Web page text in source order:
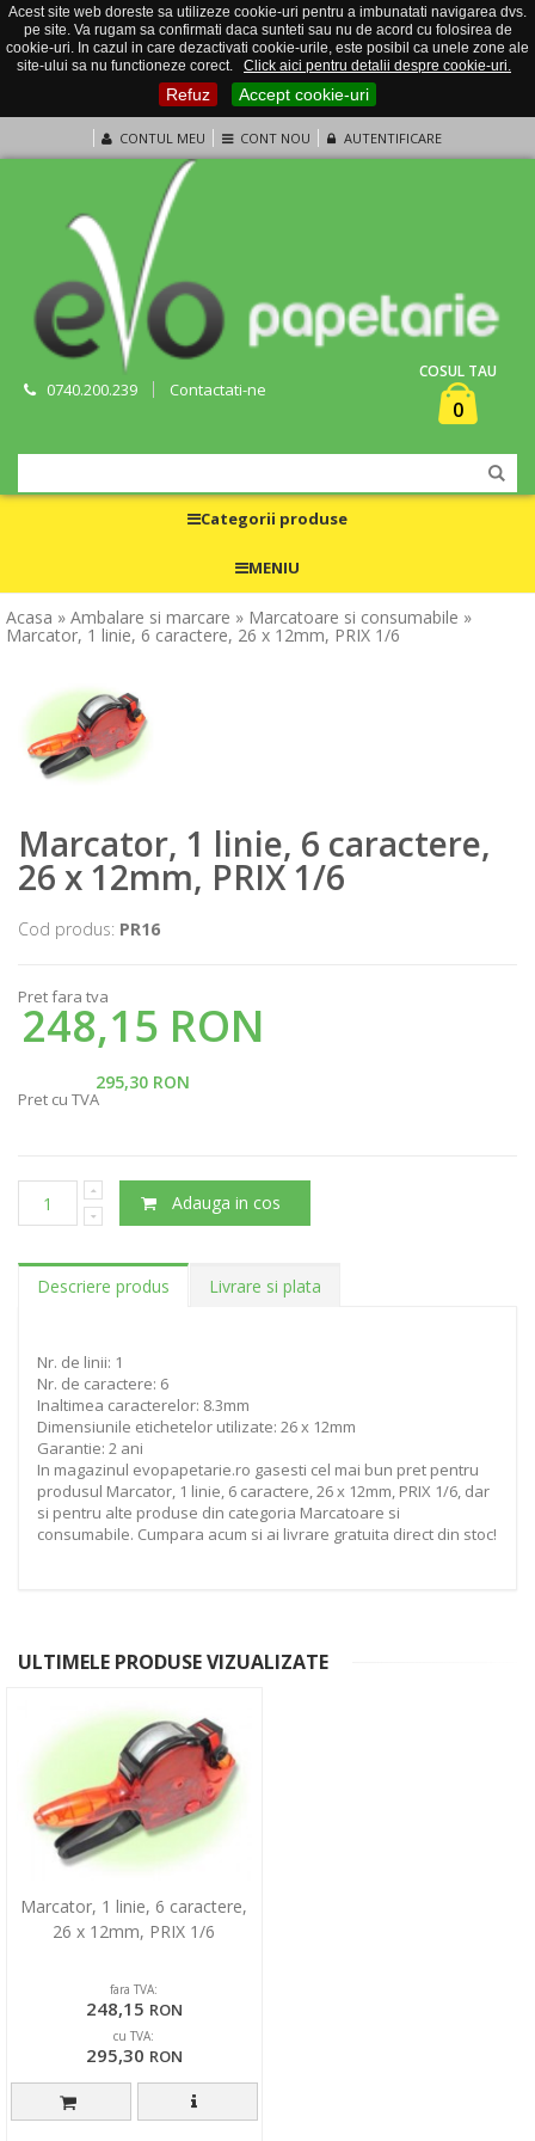
Acest site web doreste sa utilizeze cookie-uri pentru a imbunatati navigarea dvs.
pe site. Va rugam sa confirmati daca sunteti sau nu de acord cu folosirea de
cookie-uri. In cazul in care dezactivati cookie-urile, este posibil ca unele zone ale
site-ului sa nu functioneze corect.
Click aici pentru detalii despre cookie-uri.
Refuz Accept cookie-uri
CONTUL MEU CONT NOU AUTENTIFICARE
0740.200.239 Contactati-ne
COSUL TAU
0
Categorii produse
MENIU
Acasa » Ambalare si marcare » Marcatoare si consumabile »
Marcator, 1 linie, 6 caractere, 26 x 12mm, PRIX 1/6
Marcator, 1 linie, 6 caractere,
26 x 12mm, PRIX 1/6
Cod produs: PR16
Pret fara tva
248,15 RON
295,30 RON
Pret cu TVA
Adauga in cos
Descriere produs Livrare si plata
Nr. de linii: 1
Nr. de caractere: 6
Inaltimea caracterelor: 8.3mm
Dimensiunile etichetelor utilizate: 26 x 12mm
Garantie: 2 ani
In magazinul evopapetarie.ro gasesti cel mai bun pret pentru
produsul Marcator, 1 linie, 6 caractere, 26 x 12mm, PRIX 1/6, dar
si pentru alte produse din categoria Marcatoare si
consumabile. Cumpara acum si ai livrare gratuita direct din stoc!
ULTIMELE PRODUSE VIZUALIZATE
Marcator, 1 linie, 6 caractere,
26 x 12mm, PRIX 1/6
fara TVA:
248,15 RON
cu TVA:
295,30 RON